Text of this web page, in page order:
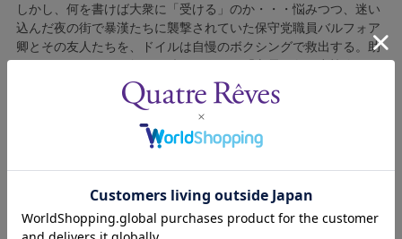
しかし、何を書けば大衆に「受ける」のか・・・悩みつつ、迷い
込んだ夜の街で暴漢たちに襲撃されていた保守党職員バルフォア
卿とその友人たちを、ドイルは自慢のボクシングで救出する。助
会合にドイルを誘う。そこでドイルは霊媒師エステル・ロバーツ
による降霊術や、ミロ・デ・メイヤー教授による催眠術といった
奇跡を目にする・・・。
バルフォア卿は友情の証として、元はメイヤー教授のものであっ
その翌日、早速ドイルが魔法のペンを試す！・・・が、何も起き
ない。やはり自分には霊感が無いのだと項垂れるドイルの前で、
突然ペンが光り輝き、空中に浮かび上がった！驚き、慌てるドイ